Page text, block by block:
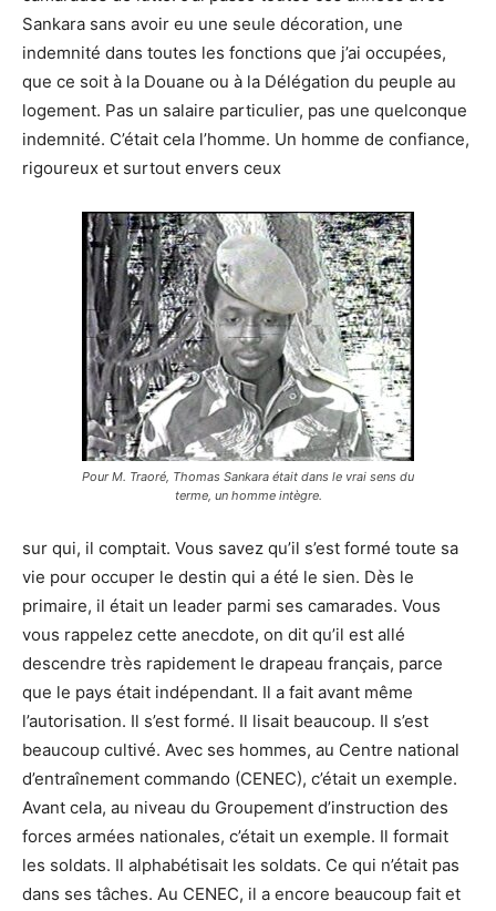
Sankara sans avoir eu une seule décoration, une
indemnité dans toutes les fonctions que j’ai occupées,
que ce soit à la Douane ou à la Délégation du peuple au
logement. Pas un salaire particulier, pas une quelconque
indemnité. C’était cela l’homme. Un homme de confiance,
rigoureux et surtout envers ceux
Pour M. Traoré, Thomas Sankara était dans le vrai sens du
terme, un homme intègre.
sur qui, il comptait. Vous savez qu’il s’est formé toute sa
vie pour occuper le destin qui a été le sien. Dès le
primaire, il était un leader parmi ses camarades. Vous
vous rappelez cette anecdote, on dit qu’il est allé
descendre très rapidement le drapeau français, parce
que le pays était indépendant. Il a fait avant même
l’autorisation. Il s’est formé. Il lisait beaucoup. Il s’est
beaucoup cultivé. Avec ses hommes, au Centre national
d’entraînement commando (CENEC), c’était un exemple.
Avant cela, au niveau du Groupement d’instruction des
forces armées nationales, c’était un exemple. Il formait
les soldats. Il alphabétisait les soldats. Ce qui n’était pas
dans ses tâches. Au CENEC, il a encore beaucoup fait et